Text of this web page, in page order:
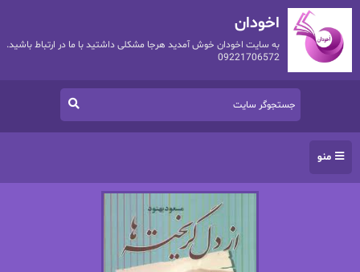
اخودان
به سایت اخودان خوش آمدید هرجا مشکلی داشتید با ما در ارتباط باشید.
09221706572
منو